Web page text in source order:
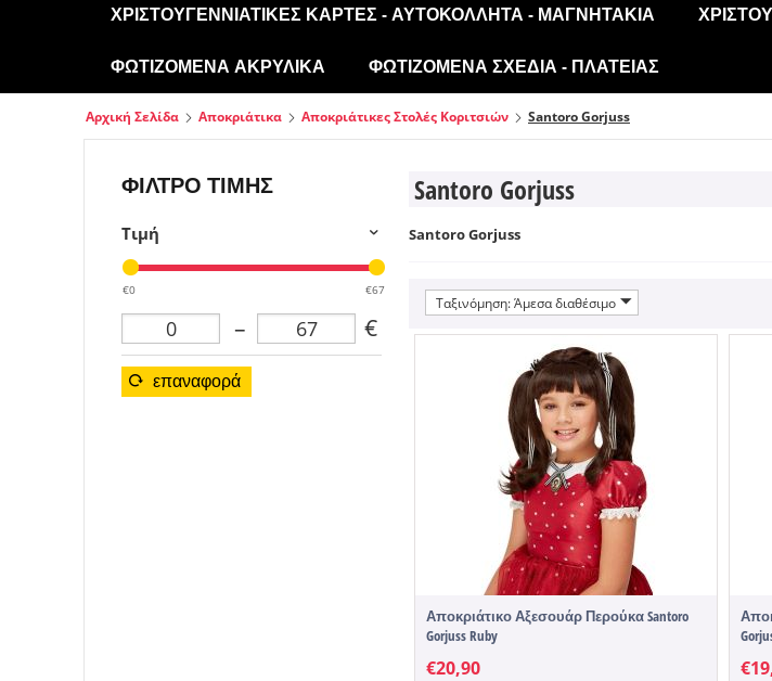
ΧΡΙΣΤΟΥΓΕΝΝΙΆΤΙΚΕΣ ΚΆΡΤΕΣ - ΑΥΤΟΚΌΛΛΗΤΑ - ΜΑΓΝΗΤΆΚΙΑ
ΦΩΤΙΖΌΜΕΝΑ ΑΚΡΥΛΙΚΆ ΦΩΤΙΖΌΜΕΝΑ ΣΧΈΔΙΑ - ΠΛΑΤΕΊΑΣ
Αρχική Σελίδα Αποκριάτικα Αποκριάτικες Στολές Κοριτσιών Santoro Gorjuss
ΦΊΛΤΡΟ ΤΙΜΉΣ
Τιμή
€0 €67
– €
επαναφορά
Santoro Gorjuss
Santoro Gorjuss
Ταξινόμηση: Άμεσα διαθέσιμο
Αποκριάτικο Αξεσουάρ Περούκα Santoro
Gorjuss Ruby
€20,90 €